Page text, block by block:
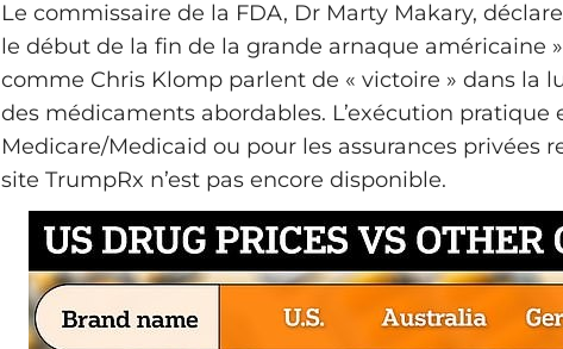
Le commissaire de la FDA, Dr Marty Makary,
le début de la fin de la grande arnaque américaine
comme Chris Klomp parlent de « victoire » dans la
des médicaments abordables. L’exécution pratique
Medicare/Medicaid ou pour les assurances privées
site TrumpRx n’est pas encore disponible.